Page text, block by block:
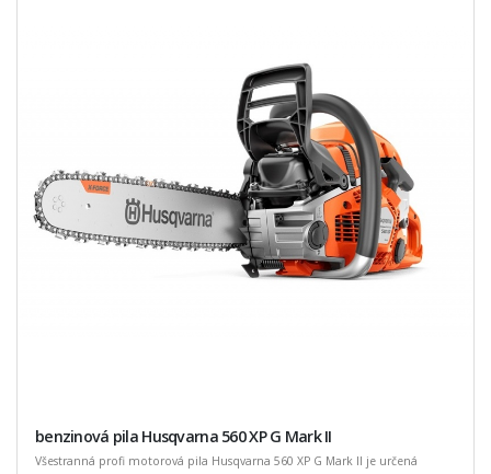
benzinová pila Husqvarna 560 XP G Mark II
Všestranná profi motorová pila Husqvarna 560 XP G Mark II je určená